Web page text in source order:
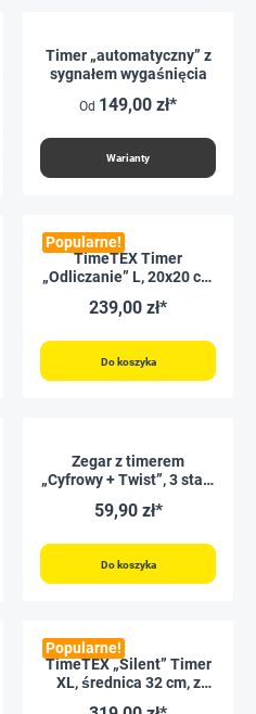
Timer „automatyczny” z
sygnałem wygaśnięcia
Od 149,00 zł*
Warianty
Popularne!
TimeTEX Timer
„Odliczanie” L, 20x20 cm
świetlnej
239,00 zł*
Do koszyka
Zegar z timerem
„Cyfrowy + Twist”, 3 stałe
59,90 zł*
Do koszyka
Popularne!
TimeTEX „Silent” Timer
XL, średnica 32 cm, z